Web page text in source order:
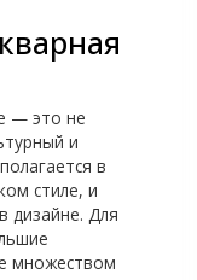
— это не
и
в
стиле, и
дизайне. Для
множеством